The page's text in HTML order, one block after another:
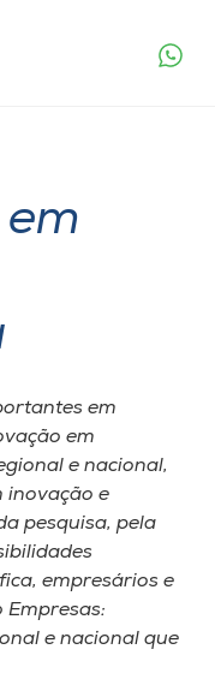
em
em
e nacional,
inovação e
pesquisa, pela
empresários e
e nacional que